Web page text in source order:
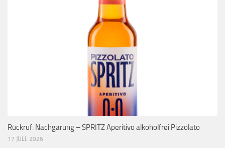
Rückruf: Nachgärung – SPRITZ Aperitivo alkoholfrei Pizzolato
17 JULI, 2026